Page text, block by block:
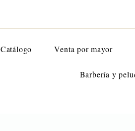
Catálogo Venta por mayor
Barbería y